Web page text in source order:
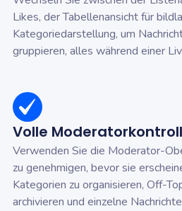
Likes, der Tabellenansicht für
Kategoriedarstellung, um
gruppieren, alles während einer
Volle
Verwenden Sie die Moderator-
zu genehmigen, bevor sie
Kategorien zu organisieren, Off-
archivieren und einzelne